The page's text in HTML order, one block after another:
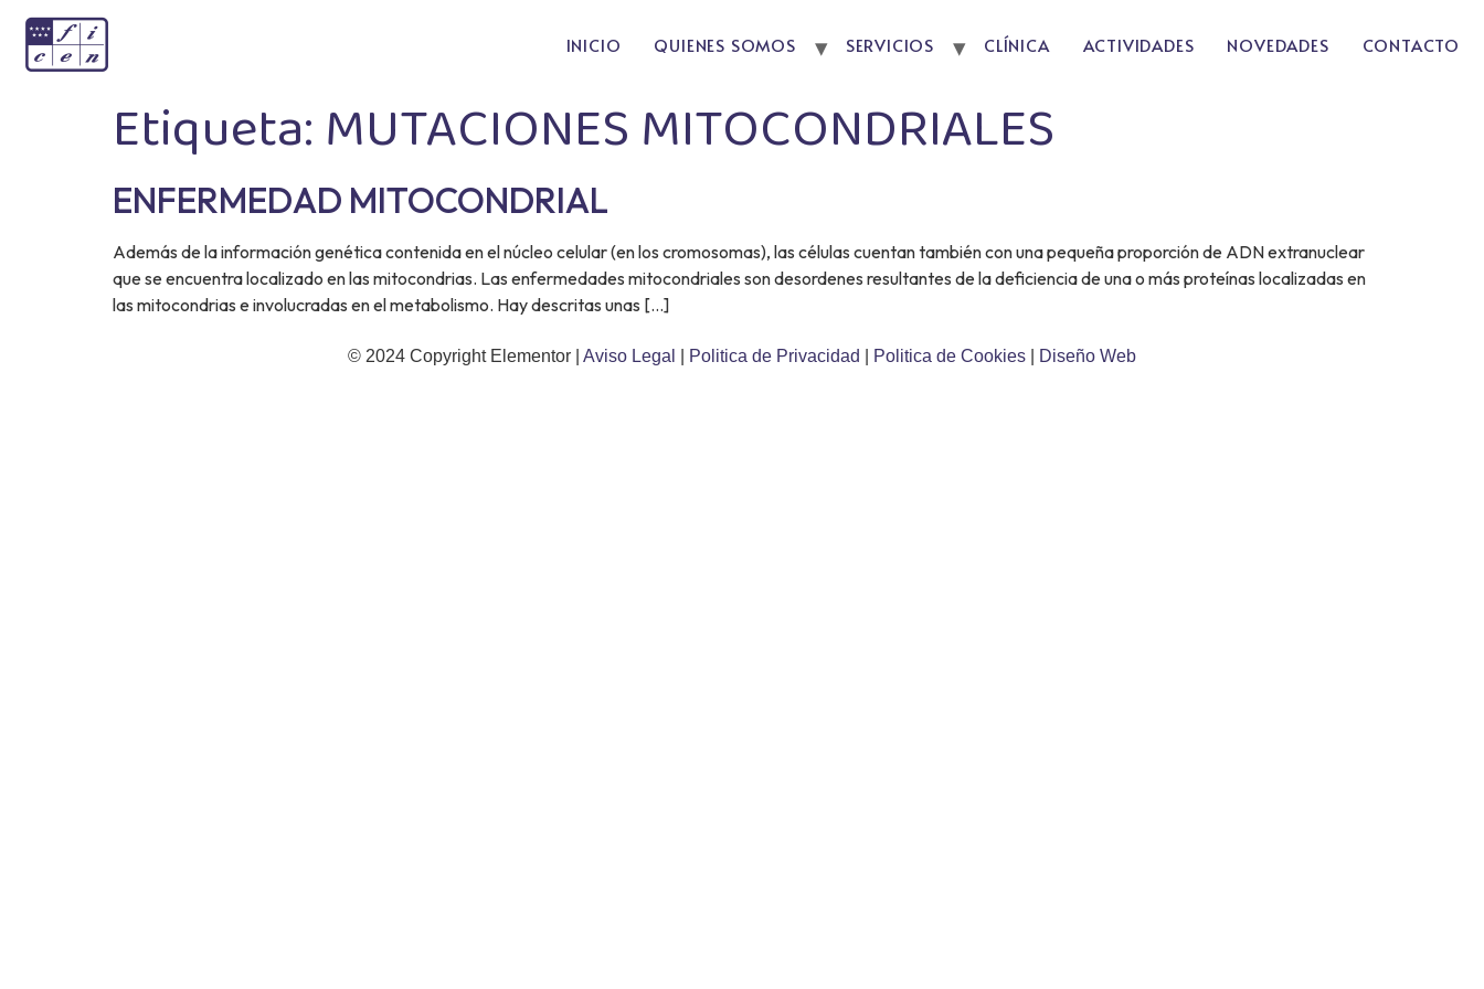
INICIO QUIENES SOMOS SERVICIOS CLÍNICA ACTIVIDADES NOVEDADES CONTACTO
Etiqueta:MUTACIONES MITOCONDRIALES
ENFERMEDAD MITOCONDRIAL
Además de la información genética contenida en el núcleo celular (en los cromosomas), las células cuentan también con una pequeña proporción de ADN extranuclear
que se encuentra localizado en las mitocondrias. Las enfermedades mitocondriales son desordenes resultantes de la deficiencia de una o más proteínas localizadas en
las mitocondrias e involucradas en el metabolismo. Hay descritas unas […]
© 2024 Copyright Elementor | Aviso Legal Politica de Privacidad Politica de Cookies Diseño Web